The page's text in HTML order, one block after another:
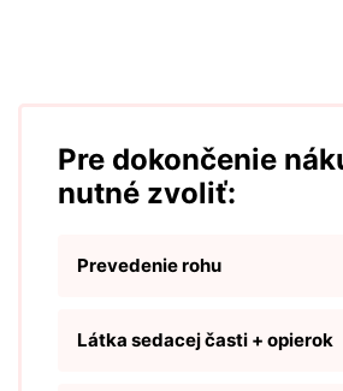
Pre dokončenie
nutné zvoliť:
Prevedenie rohu
Látka sedacej časti + opierok